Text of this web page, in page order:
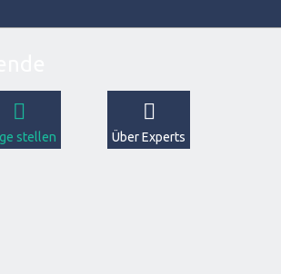
stellen Über Experts